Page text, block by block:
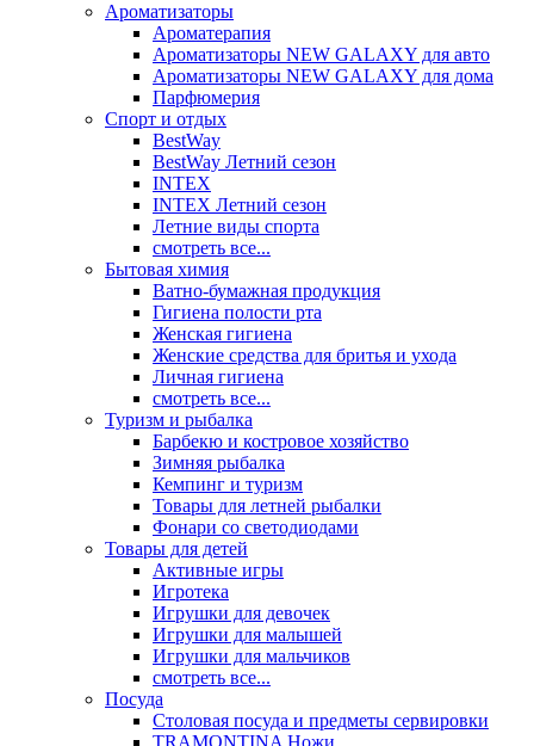
Ароматизаторы
Ароматерапия
Ароматизаторы NEW GALAXY для авто
Ароматизаторы NEW GALAXY для дома
Парфюмерия
Спорт и отдых
BestWay
BestWay Летний сезон
INTEX
INTEX Летний сезон
Летние виды спорта
смотреть все...
Бытовая химия
Ватно-бумажная продукция
Гигиена полости рта
Женская гигиена
Женские средства для бритья и ухода
Личная гигиена
смотреть все...
Туризм и рыбалка
Барбекю и костровое хозяйство
Зимняя рыбалка
Кемпинг и туризм
Товары для летней рыбалки
Фонари со светодиодами
Товары для детей
Активные игры
Игротека
Игрушки для девочек
Игрушки для малышей
Игрушки для мальчиков
смотреть все...
Посуда
Столовая посуда и предметы сервировки
TRAMONTINA Ножи